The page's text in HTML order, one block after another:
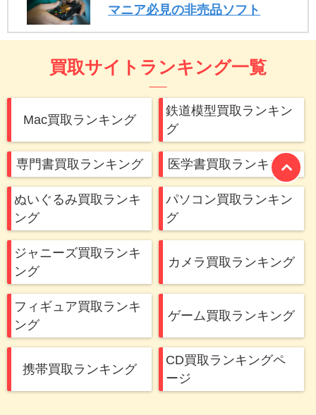
マニア必見の非売品ソフト
買取サイトランキング一覧
Mac買取ランキング
鉄道模型買取ランキン
グ
専門書買取ランキング 医学書買取ランキング
ぬいぐるみ買取ランキ
ング
パソコン買取ランキン
グ
ジャニーズ買取ランキ
ング
カメラ買取ランキング
フィギュア買取ランキ
ング
ゲーム買取ランキング
携帯買取ランキング
CD買取ランキングペ
ージ